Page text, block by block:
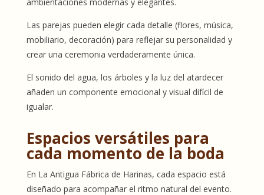
Las parejas pueden elegir cada detalle (flores, música,
mobiliario, decoración) para reflejar su personalidad y
crear una ceremonia verdaderamente única.
El sonido del agua, los árboles y la luz del atardecer
añaden un componente emocional y visual difícil de
igualar.
Espacios versátiles para
cada momento de la boda
En La Antigua Fábrica de Harinas, cada espacio está
diseñado para acompañar el ritmo natural del evento.